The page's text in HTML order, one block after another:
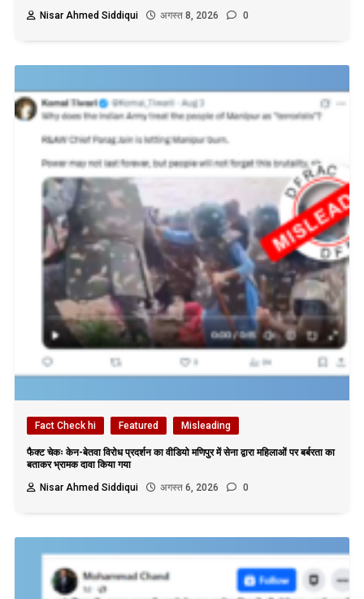
Nisar Ahmed Siddiqui
अगस्त 8, 2026 0
Fact Check hi Featured Misleading
फैक्ट चेकः केन-बेतवा विरोध प्रदर्शन का वीडियो मणिपुर में सेना द्वारा महिलाओं पर बर्बरता का
बताकर भ्रामक दावा किया गया
Nisar Ahmed Siddiqui
अगस्त 6, 2026 0